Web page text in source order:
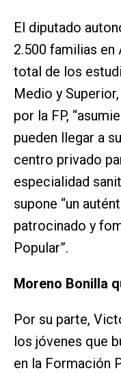
El diputado
2.500 familias en
total de los
Medio y
por la FP,
pueden llegar a
centro privado
especialidad
supone “un
patrocinado y
Popular”.
Moreno Bonilla
Por su parte,
los jóvenes que
en la Formación